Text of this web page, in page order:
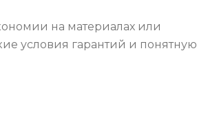
на материалах или
условия гарантий и понятную